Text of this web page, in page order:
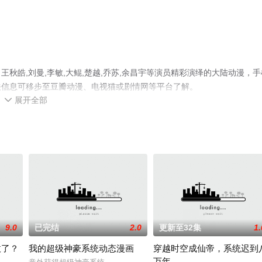
秋皓,刘曼,李敏,大鲲,楚越,乔苏,余昌宇等演员精彩演绎的大陆动漫，
息可移步至豆瓣动漫、电视猫或剧情网等平台了解。
 展开全部
9.0
？
已完结 2.0
我的超级神豪系统动态漫画
更新至32集
穿越时空成仙帝，系统迟到